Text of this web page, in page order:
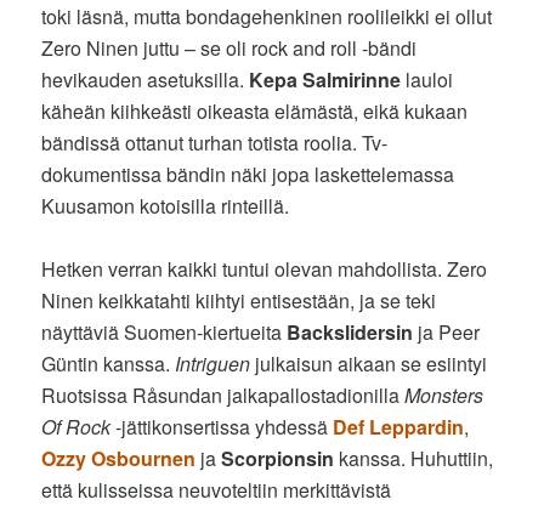
toki läsnä, mutta bondagehenkinen roolileikki ei ollut
Zero Ninen juttu – se oli rock and roll -bändi
hevikauden asetuksilla. Kepa Salmirinne lauloi
käheän kiihkeästi oikeasta elämästä, eikä kukaan
bändissä ottanut turhan totista roolia. Tv-
dokumentissa bändin näki jopa laskettelemassa
Kuusamon kotoisilla rinteillä.
Hetken verran kaikki tuntui olevan mahdollista. Zero
Ninen keikkatahti kiihtyi entisestään, ja se teki
näyttäviä Suomen-kiertueita Backslidersin ja Peer
Güntin kanssa. Intriguen julkaisun aikaan se esiintyi
Ruotsissa Råsundan jalkapallostadionillaMonsters
Of Rock-jättikonsertissa yhdessä Def Leppardin,
Ozzy Osbournen jaScorpionsin kanssa. Huhuttiin,
että kulisseissa neuvoteltiin merkittävistä